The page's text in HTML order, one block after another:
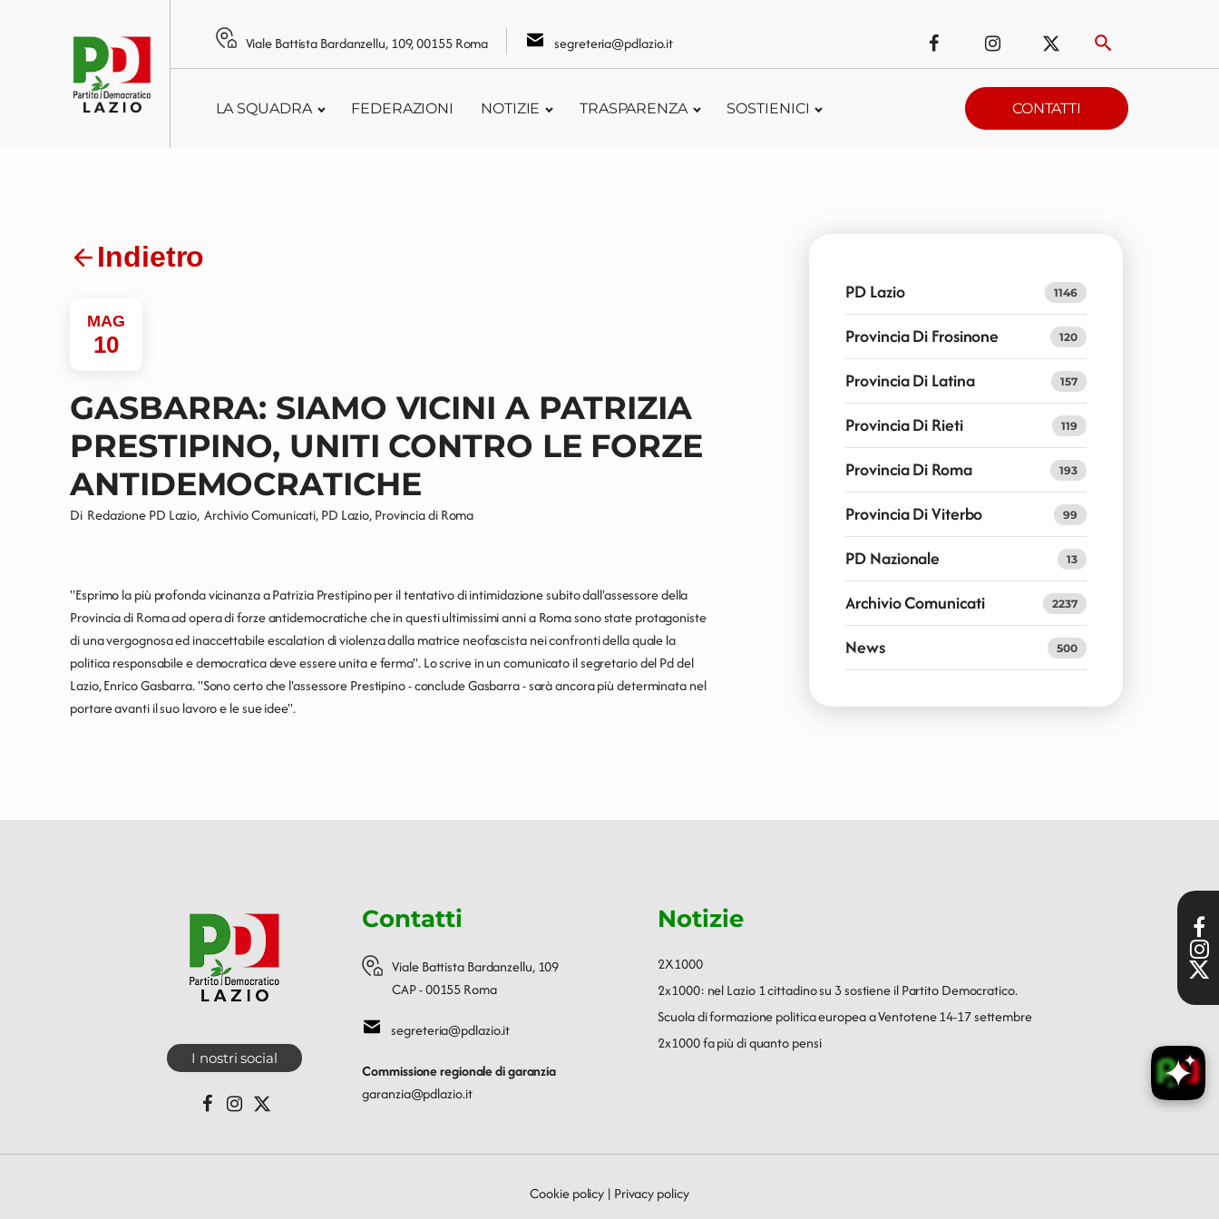
Viale Battista Bardanzellu, 109, 00155 Roma segreteria@pdlazio.it
LA SQUADRA FEDERAZIONI NOTIZIE TRASPARENZA SOSTIENICI CONTATTI
Indietro
MAG
10
GASBARRA: SIAMO VICINI A PATRIZIA
PRESTIPINO, UNITI CONTRO LE FORZE
ANTIDEMOCRATICHE
Di Redazione PD Lazio, Archivio Comunicati,PD Lazio,Provincia di Roma
"Esprimo la più profonda vicinanza a Patrizia Prestipino per il tentativo di intimidazione subito dall'assessore della
Provincia di Roma ad opera di forze antidemocratiche che in questi ultimissimi anni a Roma sono state protagoniste
di una vergognosa ed inaccettabile escalation di violenza dalla matrice neofascista nei confronti della quale la
politica responsabile e democratica deve essere unita e ferma". Lo scrive in un comunicato il segretario del Pd del
Lazio, Enrico Gasbarra. "Sono certo che l'assessore Prestipino - conclude Gasbarra - sarà ancora più determinata nel
portare avanti il suo lavoro e le sue idee".
PD Lazio 1146
Provincia Di Frosinone 120
Provincia Di Latina 157
Provincia Di Rieti 119
Provincia Di Roma 193
Provincia Di Viterbo 99
PD Nazionale 13
Archivio Comunicati 2237
News 500
I nostri social
Contatti
Viale Battista Bardanzellu, 109
CAP - 00155 Roma
segreteria@pdlazio.it
Commissione regionale di garanzia
garanzia@pdlazio.it
Notizie
2X1000
2x1000: nel Lazio 1 cittadino su 3 sostiene il Partito Democratico.
Scuola di formazione politica europea a Ventotene 14-17 settembre
2x1000 fa più di quanto pensi
Cookie policy | Privacy policy